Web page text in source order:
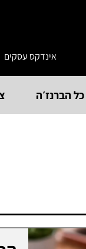
אינדקס עסקים
כל הברנז׳ה